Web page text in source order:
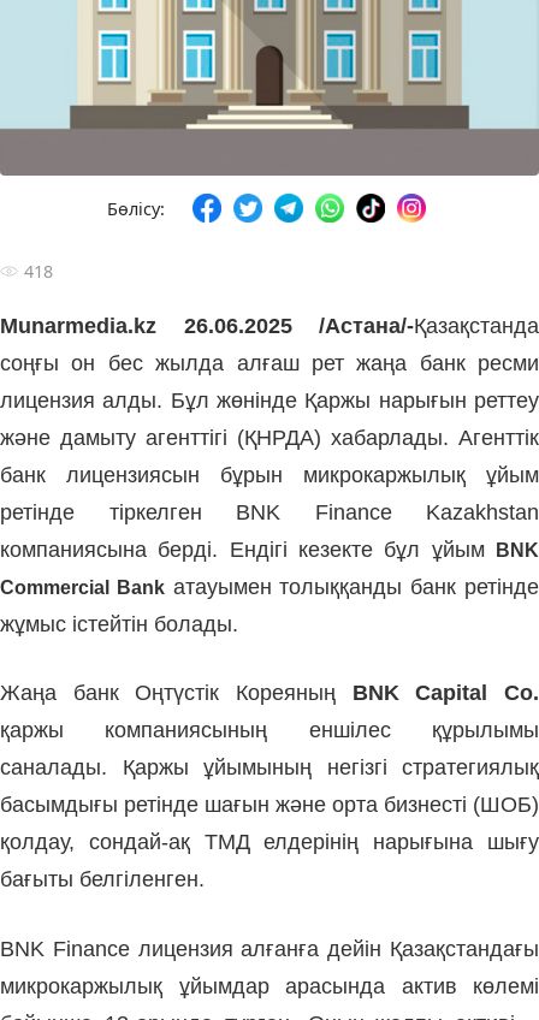
Бөлісу:
418
Munarmedia.kz 26.06.2025 /Астана/-Қазақстанда
соңғы он бес жылда алғаш рет жаңа банк ресми
лицензия алды. Бұл жөнінде Қаржы нарығын реттеу
және дамыту агенттігі (ҚНРДА) хабарлады. Агенттік
банк лицензиясын бұрын микрокаржылық ұйым
ретінде тіркелген BNK Finance Kazakhstan
компаниясына берді. Ендігі кезекте бұл ұйым
BNK
Commercial Bankатауымен толыққанды банк ретінде
жұмыс істейтін болады.
Жаңа банк Оңтүстік Кореяның BNK Capital Co.
қаржы компаниясының еншілес құрылымы
саналады. Қаржы ұйымының негізгі стратегиялық
басымдығы ретінде шағын және орта бизнесті (ШОБ)
қолдау, сондай-ақ ТМД елдерінің нарығына шығу
бағыты белгіленген.
BNK Finance лицензия алғанға дейін Қазақстандағы
микрокаржылық ұйымдар арасында актив көлемі